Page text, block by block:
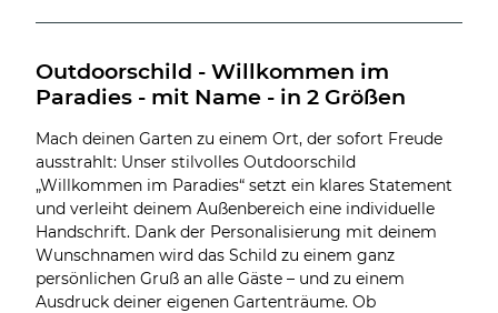
Outdoorschild - Willkommen im
Paradies - mit Name - in 2 Größen
Mach deinen Garten zu einem Ort, der sofort Freude
ausstrahlt: Unser stilvolles Outdoorschild
„Willkommen im Paradies“ setzt ein klares Statement
und verleiht deinem Außenbereich eine individuelle
Handschrift. Dank der Personalisierung mit deinem
Wunschnamen wird das Schild zu einem ganz
persönlichen Gruß an alle Gäste – und zu einem
Ausdruck deiner eigenen Gartenträume. Ob